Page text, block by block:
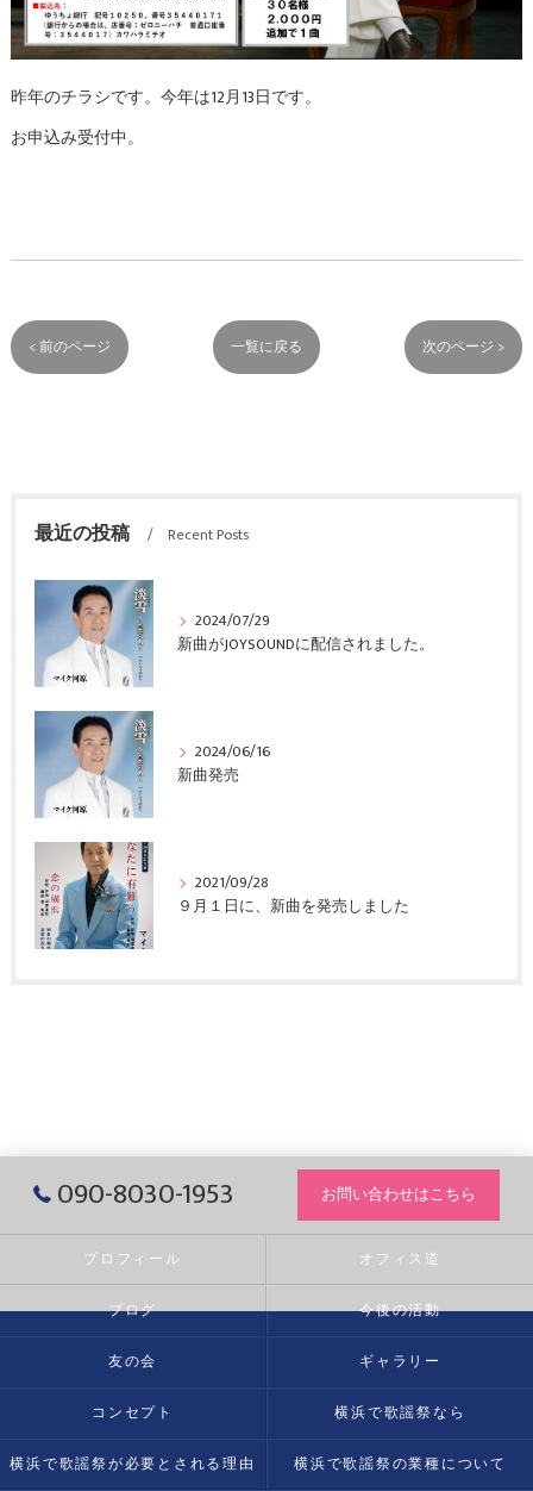
昨年のチラシです。今年は12月13日です。
お申込み受付中。
< 前のページ 一覧に戻る 次のページ >
最近の投稿 Recent Posts
2024/07/29
新曲がJOYSOUNDに配信されました。
2024/06/16
新曲発売
2021/09/28
９月１日に、新曲を発売しました
090-8030-1953 お問い合わせはこちら
プロフィール オフィス道
ブログ 今後の活動
友の会 ギャラリー
コンセプト 横浜で歌謡祭なら
横浜で歌謡祭が必要とされる理由 横浜で歌謡祭の業種について